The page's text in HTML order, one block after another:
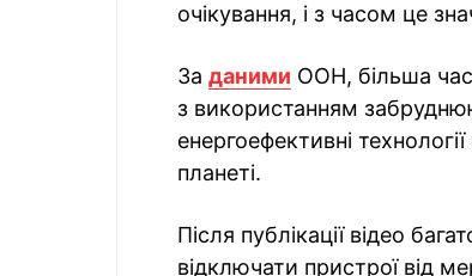
очікування, і з часом це
За даними ООН, більша
з використанням
енергоефективні
планеті.
Після публікації відео
відключати пристрої від